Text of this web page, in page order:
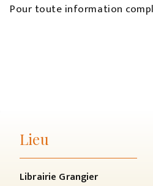
Pour toute information
Lieu
Librairie Grangier